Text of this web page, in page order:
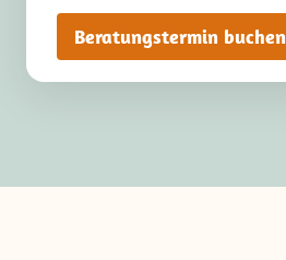
Beratungstermin buchen